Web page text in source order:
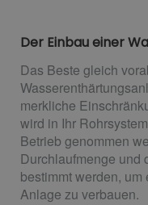
Der Einbau einer
Das Beste gleich
merkliche
wird in Ihr
Betrieb genommen
Durchlaufmenge und
bestimmt werden,
Anlage zu verbauen.